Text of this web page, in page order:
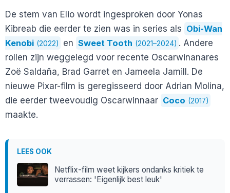
De stem van Elio wordt ingesproken door Yonas
Kibreab die eerder te zien was in series als Obi-Wan
Kenobi (2022) en Sweet Tooth (2021–2024) . Andere
rollen zijn weggelegd voor recente Oscarwinanares
Zoë Saldaña, Brad Garret en Jameela Jamill. De
nieuwe Pixar-film is geregisseerd door Adrian Molina,
die eerder tweevoudig Oscarwinnaar Coco (2017)
maakte.
LEES OOK
Netflix-film weet kijkers ondanks kritiek te
verrassen: 'Eigenlijk best leuk'